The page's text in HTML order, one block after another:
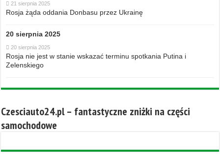
21 sierpnia 2025
Rosja żąda oddania Donbasu przez Ukrainę
20 sierpnia 2025
20 sierpnia 2025
Rosja nie jest w stanie wskazać terminu spotkania Putina i
Zelenskiego
Czesciauto24.pl – fantastyczne zniżki na części
samochodowe